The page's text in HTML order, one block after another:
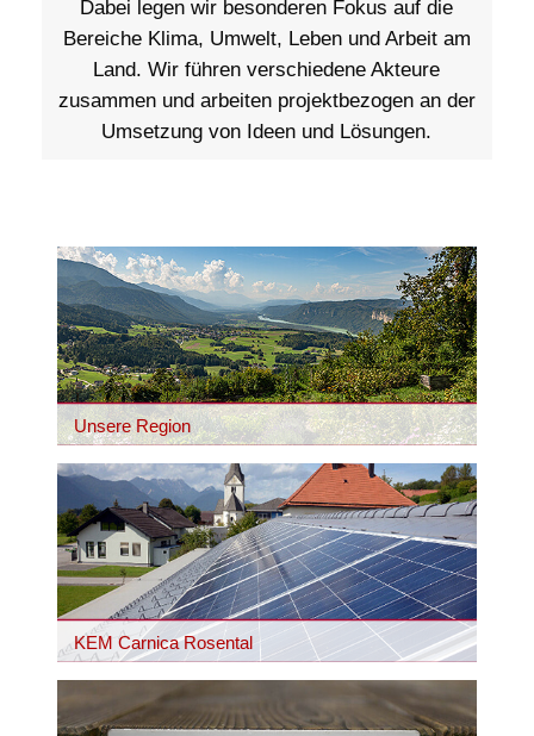
Dabei legen wir besonderen Fokus auf die
Bereiche Klima, Umwelt, Leben und Arbeit am
Land. Wir führen verschiedene Akteure
zusammen und arbeiten projektbezogen an der
Umsetzung von Ideen und Lösungen.
Unsere Region
KEM Carnica Rosental